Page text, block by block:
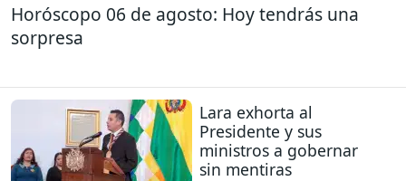
Horóscopo 06 de agosto: Hoy tendrás una
sorpresa
Lara exhorta al
Presidente y sus
ministros a gobernar
sin mentiras